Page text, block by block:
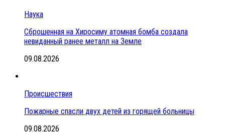
Наука
Сброшенная на Хиросиму атомная бомба создала
невиданный ранее металл на Земле
09.08.2026
Происшествия
Пожарные спасли двух детей из горящей больницы
09.08.2026